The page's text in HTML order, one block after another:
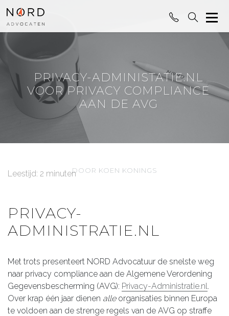
PRIVACY-ADMINISTATIE.NL
VOOR PRIVACY COMPLIANCE
AAN DE AVG
DOOR KOEN KONINGS
Leestijd: 2 minuten
PRIVACY-
ADMINISTRATIE.NL
Met trots presenteert NORD Advocatuur de snelste weg
naar privacy compliance aan de Algemene Verordening
Gegevensbescherming (AVG): Privacy-Administratie.nl.
Over krap één jaar dienen alle organisaties binnen Europa
te voldoen aan de strenge regels van de AVG op straffe